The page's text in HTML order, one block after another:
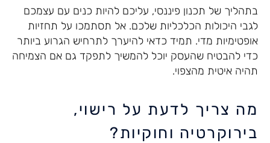
בתהליך של תכנון פיננסי, עליכם להיות כנים עם עצמכם
לגבי היכולות הכלכליות שלכם. אל תסתמכו על תחזיות
אופטימיות מדי. תמיד כדאי להיערך לתרחיש הגרוע ביותר
כדי להבטיח שהעסק יוכל להמשיך לתפקד גם אם הצמיחה
תהיה איטית מהצפוי.
מה צריך לדעת על רישוי,
בירוקרטיה וחוקיות?